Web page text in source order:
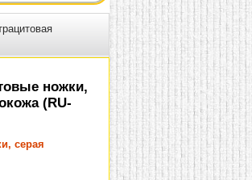
ножки,
(RU-
серая